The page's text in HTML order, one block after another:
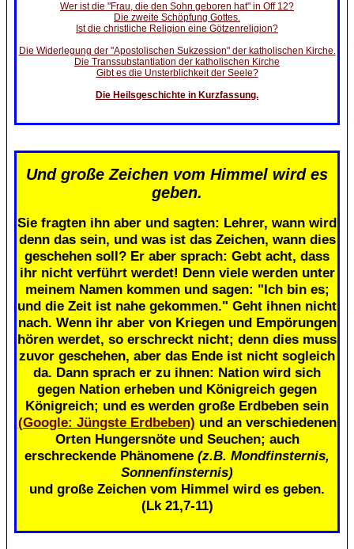
Wer ist die "Frau, die den Sohn geboren hat" in Off 12?
Die zweite Schöpfung Gottes.
Ist die christliche Religion eine Götzenreligion?
Die Widerlegung der "Apostolischen Sukzession" der katholischen Kirche.
Die Transsubstantiation der katholischen Kirche
Gibt es die Unsterblichkeit der Seele?
Die Heilsgeschichte in Kurzfassung.
Und große Zeichen vom Himmel wird es
geben.
Sie fragten ihn aber und sagten: Lehrer, wann wird
denn das sein, und was ist das Zeichen, wann dies
geschehen soll? Er aber sprach: Gebt acht, dass
ihr nicht verführt werdet! Denn viele werden unter
meinem Namen kommen und sagen: "Ich bin es;
und die Zeit ist nahe gekommen." Geht ihnen nicht
nach. Wenn ihr aber von Kriegen und Empörungen
hören werdet, so erschreckt nicht; denn dies muss
zuvor geschehen, aber das Ende ist nicht sogleich
da. Dann sprach er zu ihnen: Nation wird sich
gegen Nation erheben und Königreich gegen
Königreich; und es werden große Erdbeben sein
(Google: Jüngste Erdbeben) und an verschiedenen
Orten Hungersnöte und Seuchen; auch
erschreckende Phänomene (z.B. Mondfinsternis,
Sonnenfinsternis)
und große Zeichen vom Himmel wird es geben.
(Lk 21,7-11)